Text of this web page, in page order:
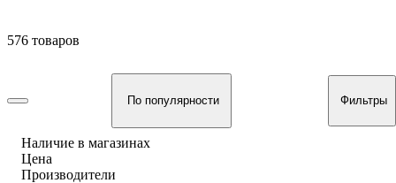
576 товаров
По популярности Фильтры
Наличие в магазинах
Цена
Производители